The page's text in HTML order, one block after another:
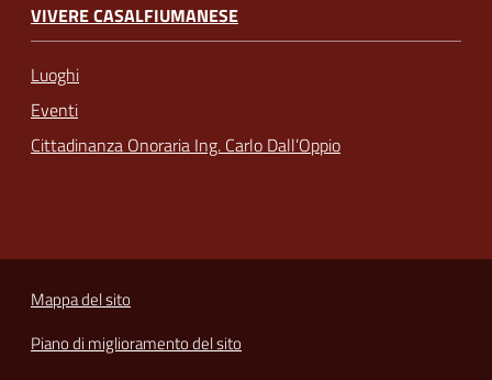
VIVERE CASALFIUMANESE
Luoghi
Eventi
Cittadinanza Onoraria Ing. Carlo Dall’Oppio
Mappa del sito
Piano di miglioramento del sito